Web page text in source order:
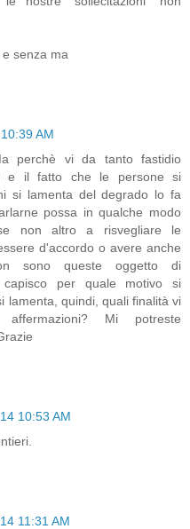
senza ma
AM
perchè vi da tanto fastidio
e il fatto che le persone si
si lamenta del degrado lo fa
possa in qualche modo
non altro a risvegliare le
d'accordo o avere anche
sono queste oggetto di
capisco per quale motivo si
lamenta, quindi, quali finalità vi
Mi potreste
10:53 AM
11:31 AM